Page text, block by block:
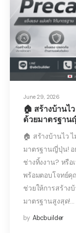
June 29, 2026
🏠 สร้างบ้านไ
ด้วยมาตรฐาน
🏠 สร้างบ้านไว
มาตรฐานญี่ปุ่น! อ
ช่างทิ้งงาน? หรือ
พร้อมตอบโจทย์คุ
ช่วยให้การสร้าง
มาตรฐานสูงสุด!…
by Abcbuilder